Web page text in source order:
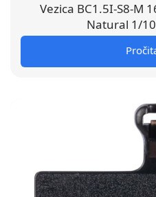
Vezica BC1.5I-S8-M
Natural 1/